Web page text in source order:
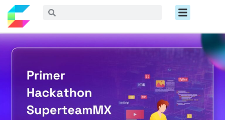
contenido
Buscar Menú